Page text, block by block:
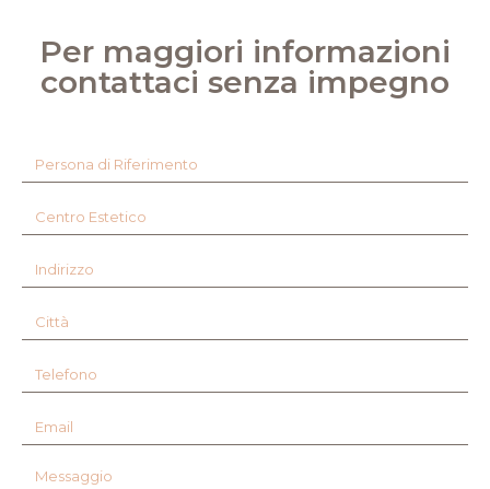
Per maggiori informazioni
contattaci senza impegno